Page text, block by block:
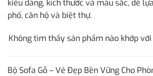
kiểu dáng, kích thước và màu sắc, dễ
phố, căn hộ và biệt thự.
Không tìm thấy sản phẩm nào khớp
Bộ Sofa Gỗ – Vẻ Đẹp Bền Vững Cho